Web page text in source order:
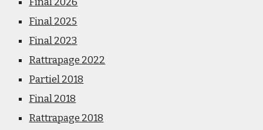
Final 2025
Final 2023
Rattrapage 2022
Partiel 2018
Final 2018
Rattrapage 2018